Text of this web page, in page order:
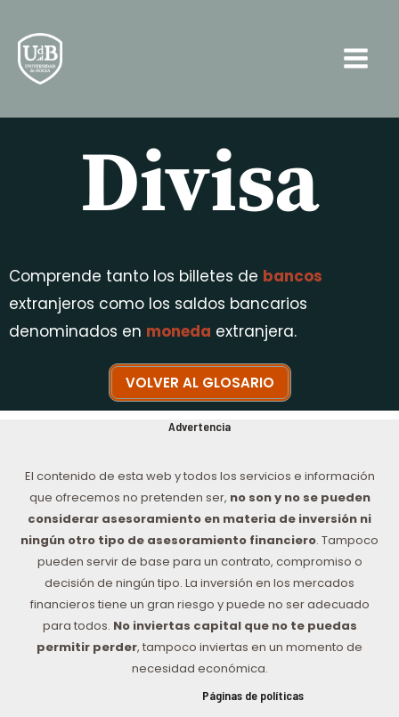
contenido
Divisa
Comprende tanto los billetes de bancos
extranjeros como los saldos bancarios
denominados en moneda extranjera.
VOLVER AL GLOSARIO
Advertencia
El contenido de esta web y todos los servicios e información
que ofrecemos no pretenden ser, no son y no se pueden
considerar asesoramiento en materia de inversión ni
ningún otro tipo de asesoramiento financiero. Tampoco
pueden servir de base para un contrato, compromiso o
decisión de ningún tipo. La inversión en los mercados
financieros tiene un gran riesgo y puede no ser adecuado
para todos. No inviertas capital que no te puedas
permitir perder, tampoco inviertas en un momento de
necesidad económica.
Páginas de políticas